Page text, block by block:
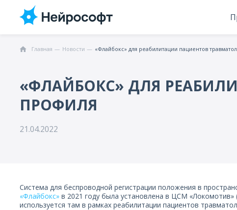
Главная Новости «Флайбокс» для реабилитации пациентов
«ФЛАЙБОКС» ДЛЯ
ПРОФИЛЯ
21.04.2022
Система для беспроводной регистрации положения в
«Флайбокс» в 2021 году была установлена в ЦСМ «Локомотив»
используется там в рамках реабилитации пациентов